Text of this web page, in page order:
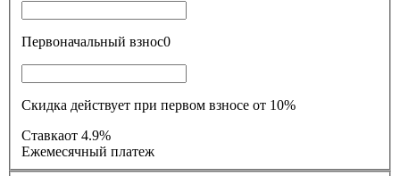
Первоначальный взнос0
Скидка действует при первом взносе от 10%
Ставкаот 4.9%
Ежемесячный платеж